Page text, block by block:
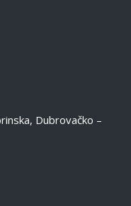
Dubrovačko –